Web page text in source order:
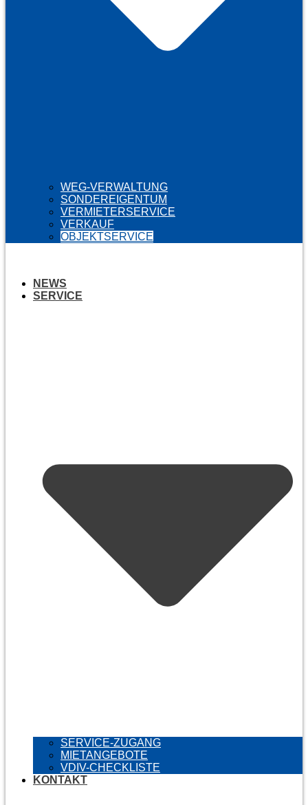
WEG-VERWALTUNG
SONDEREIGENTUM
VERMIETERSERVICE
VERKAUF
OBJEKTSERVICE
NEWS
SERVICE
SERVICE-ZUGANG
MIETANGEBOTE
VDIV-CHECKLISTE
KONTAKT